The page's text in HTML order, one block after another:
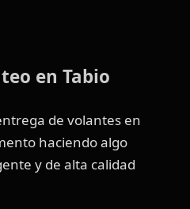
en Tabio
de volantes en
haciendo algo
y de alta calidad